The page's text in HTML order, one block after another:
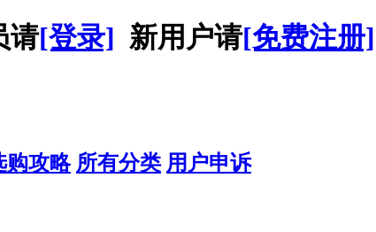
请[登录] 新用户请[免费注册]
购攻略 所有分类 用户申诉